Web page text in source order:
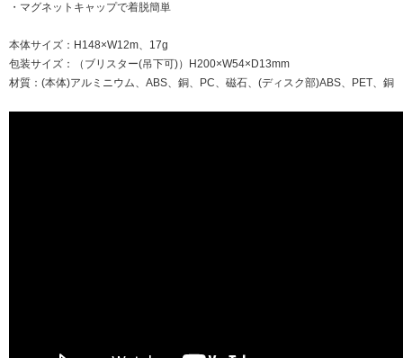
・マグネットキャップで着脱簡単
本体サイズ：H148×W12m、17g
包装サイズ：（ブリスター(吊下可)）H200×W54×D13mm
材質：(本体)アルミニウム、ABS、銅、PC、磁石、(ディスク部)ABS、PET、銅